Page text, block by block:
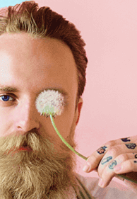
ဗားရှင်း
နောက်ဆုံး မွမ်းမံခဲ့သည့် အချိန်
လက်ရှိအသုံးပြုနေသော တပ်ဆင်မှုများ
PHP ဗားရှင်း
အခင်းအကျင်း၏ ပင်မစာမျက်နှာ